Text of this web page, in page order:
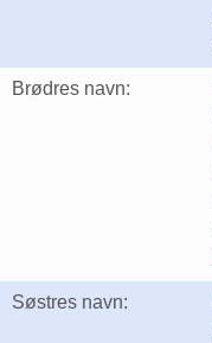
Brødres navn:
Søstres navn: